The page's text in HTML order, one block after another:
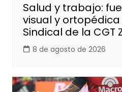
Salud y trabajo:
visual y ortopédica
Sindical de la CGT
8 de agosto de 2026